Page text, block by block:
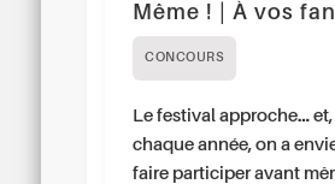
Même ! | À vos
CONCOURS
Le festival approche…
chaque année, on a
faire participer avant